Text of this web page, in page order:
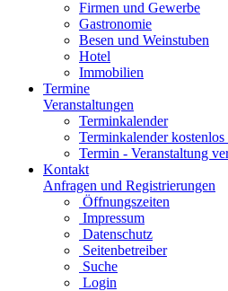
Firmen und Gewerbe
Gastronomie
Besen und Weinstuben
Hotel
Immobilien
Termine
Veranstaltungen
Terminkalender
Terminkalender kostenlos
Termin - Veranstaltung
Kontakt
Anfragen und Registrierungen
Öffnungszeiten
Impressum
Datenschutz
Seitenbetreiber
Suche
Login